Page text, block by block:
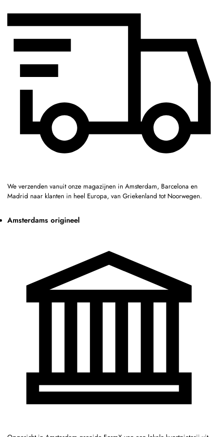
We verzenden vanuit onze magazijnen in Amsterdam, Barcelona en
Madrid naar klanten in heel Europa, van Griekenland tot Noorwegen.
Amsterdams origineel